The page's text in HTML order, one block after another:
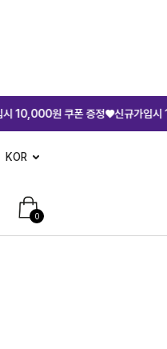
원 쿠폰 증정♥신규가입시
KOR
0